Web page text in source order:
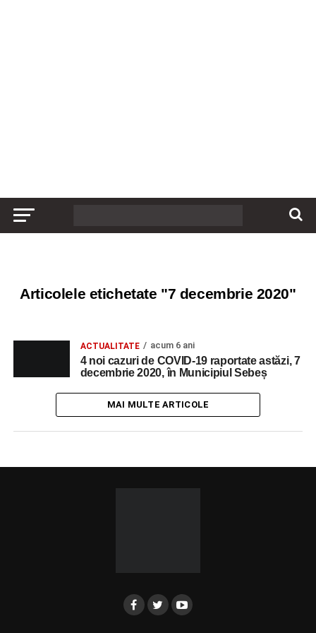
Articolele etichetate "7 decembrie 2020"
ACTUALITATE acum 6 ani
4 noi cazuri de COVID-19 raportate astăzi, 7
decembrie 2020, în Municipiul Sebeș
MAI MULTE ARTICOLE